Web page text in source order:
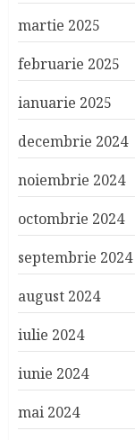
martie 2025
februarie 2025
ianuarie 2025
decembrie 2024
noiembrie 2024
octombrie 2024
septembrie 2024
august 2024
iulie 2024
iunie 2024
mai 2024